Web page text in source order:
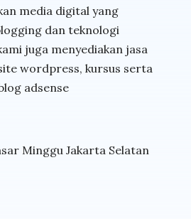
media digital yang
dan teknologi
juga menyediakan jasa
wordpress, kursus serta
adsense
Minggu Jakarta Selatan